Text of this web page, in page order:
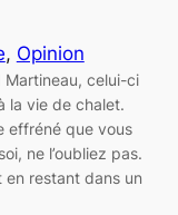
, Opinion
Martineau, celui-ci
la vie de chalet.
effréné que vous
ne l’oubliez pas.
en restant dans un